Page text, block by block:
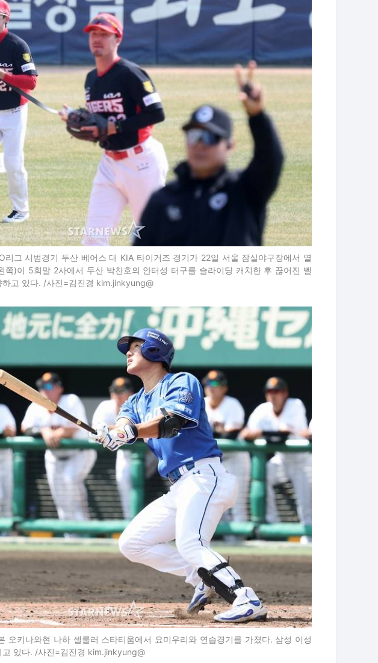
그 시범경기 두산 베어스 대 KIA 타이거즈 경기가 22일 서울 잠실야구장에서 열
쪽)이 5회말 2사에서 두산 박찬호의 안터성 터구를 슬라이딩 캐치한 후 끊어진 벨
고 있다. /사진=김진경 kim.jinkyung@
오키나와현 나하 셀룰러 스타티움에서 요미우리와 연습경기를 가졌다. 삼성 이성
있다. /사진=김진경 kim.jinkyung@
& starnewskorea.com, 무단 전재 및 재배포 금지